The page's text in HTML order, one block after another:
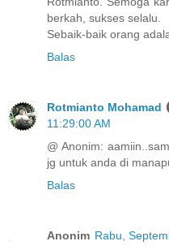
berkah, sukses selalu.
Sebaik-baik orang
Balas
Rotmianto Mohamad
11:29:00 AM
@ Anonim:
jg untuk anda di
Balas
Anonim Rabu,